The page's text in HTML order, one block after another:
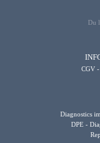
Du
CGV -
Diagnostics
DPE -